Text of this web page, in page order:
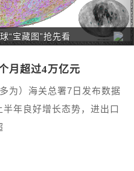
“宝藏图”抢先看
月超过4万亿元
为）海关总署7日发布数据
年良好增长态势，进出口